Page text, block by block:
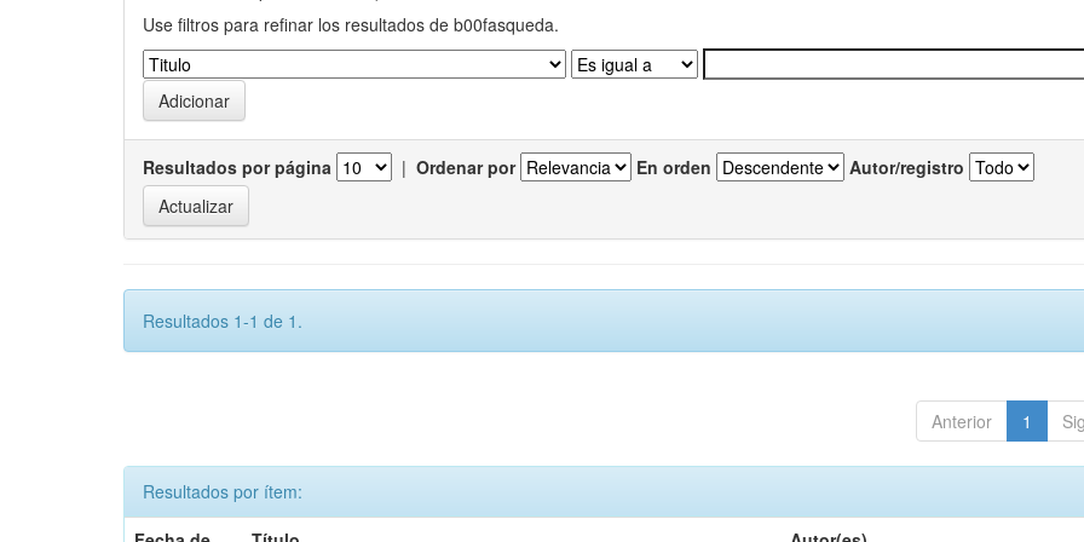
Use filtros para refinar los resultados de b00fasqueda.
Resultados por página | Ordenar por En orden Autor/registro
Resultados 1-1 de 1.
Anterior 1
Resultados por ítem: